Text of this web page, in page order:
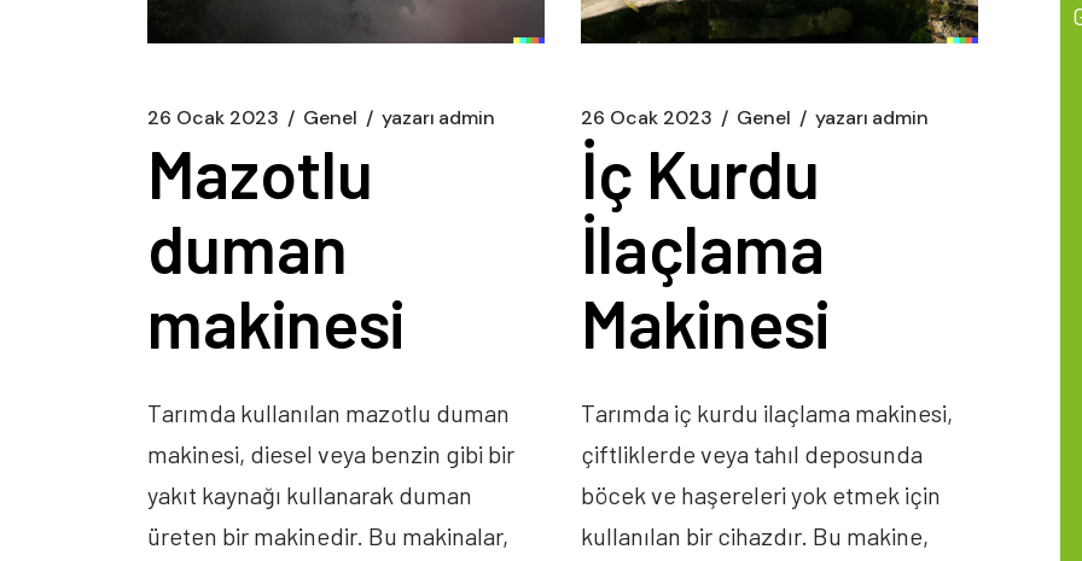
26 Ocak 2023 Genel yazarı admin
Mazotlu
duman
makinesi
Tarımda kullanılan mazotlu duman
makinesi, diesel veya benzin gibi bir
yakıt kaynağı kullanarak duman
üreten bir makinedir. Bu makinalar,
26 Ocak 2023 Genel yazarı admin
İç Kurdu
İlaçlama
Makinesi
Tarımda iç kurdu ilaçlama makinesi,
çiftliklerde veya tahıl deposunda
böcek ve haşereleri yok etmek için
kullanılan bir cihazdır. Bu makine,